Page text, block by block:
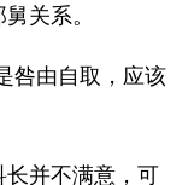
关系。
由自取，应该
并不满意，可